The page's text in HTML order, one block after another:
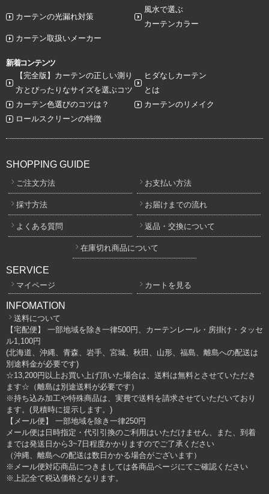
カーテンの光漏れ対策
風水で選ぶ
カーテンカラー
カーテン取扱いメーカー
新着コンテンツ
【完全版】カーテンの正しい測り
方とぴったりなサイズを選ぶコツ
ヒダなしカーテン
とは
カーテン色選びのコツは？
カーテンのリメイク
ロールスクリーンの特徴
SHOPPING GUIDE
ご注文方法 お支払い方法
採寸方法 お届けまでの流れ
よくある質問 返品・交換について
在庫切れ商品について
SERVICE
マイページ カートを見る
INFOMATION
送料について
【宅配便】 一部地域を除き一律500円、カーテンレール・房掛け・タッセ
ル1,100円
(北海道、沖縄、青森、岩手、宮城、秋田、山形、福島、離島への配送は
別途料金が必要です)
☆13,200円以上お買い上げ頂いた場合は、送料は無料とさせていただき
ます☆（離島は別途送料が必要です）
※持ち込み加工や特殊商品は、実費で送料を請求させていただいており
ます。(見積時に提示します。)
【メール便】 一部地域を除き一律250円
メール便は日時指定・代引引換のご利用はいただけません、また、到着
までは発送日から3~7日程度かかりますのでご了承ください
（沖縄、離島への配送は数日かかる場合がございます）
※メール便対応商品につきましては各商品ページにてご確認ください
※上記全て税込価格となります。